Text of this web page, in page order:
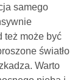
samego
też może być
światło
Warto